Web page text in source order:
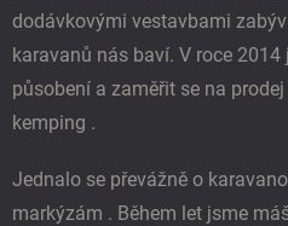
dodávkovými vestavbami
karavanů nás baví. V roce
působení a zaměřit se na
kemping .
Jednalo se převážně o
markýzám . Během let jsme